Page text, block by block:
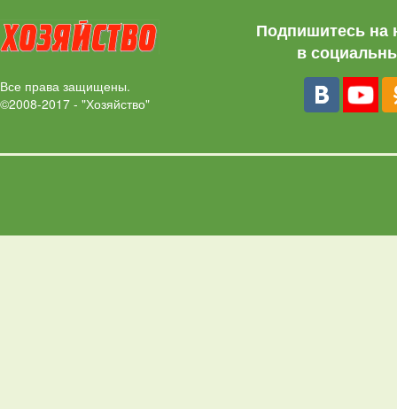
Все права защищены.
©2008-2017 - "Хозяйство"
Подпишитесь на
в